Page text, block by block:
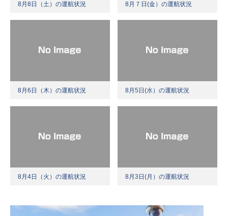
8月8日（土）の運航状況 8月７日(金）の運航状況
8月6日（木）の運航状況 8月5日(水）の運航状況
8月4日（火）の運航状況 8月3日(月）の運航状況